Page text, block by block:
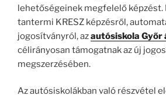
lehetőségeinek megfelelő képzést.
tantermi KRESZ képzésről,
jogosítványról, azautósiskola Győr
célirányosan támogatnak az új
megszerzésében.
Az autósiskolákban való részvétel